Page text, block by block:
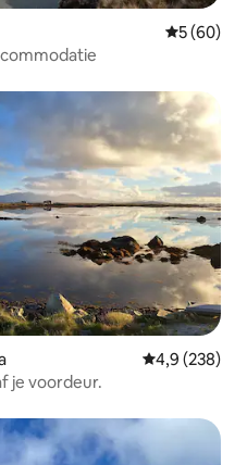
5 (60)
Gemiddelde
4,9 (238)
je voordeur.